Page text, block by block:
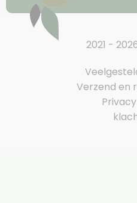
2021 -
Verzend en